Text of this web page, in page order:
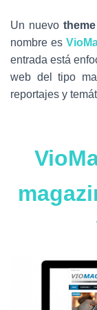
Un nuevo
nombre es
entrada está
web del tipo
reportajes y